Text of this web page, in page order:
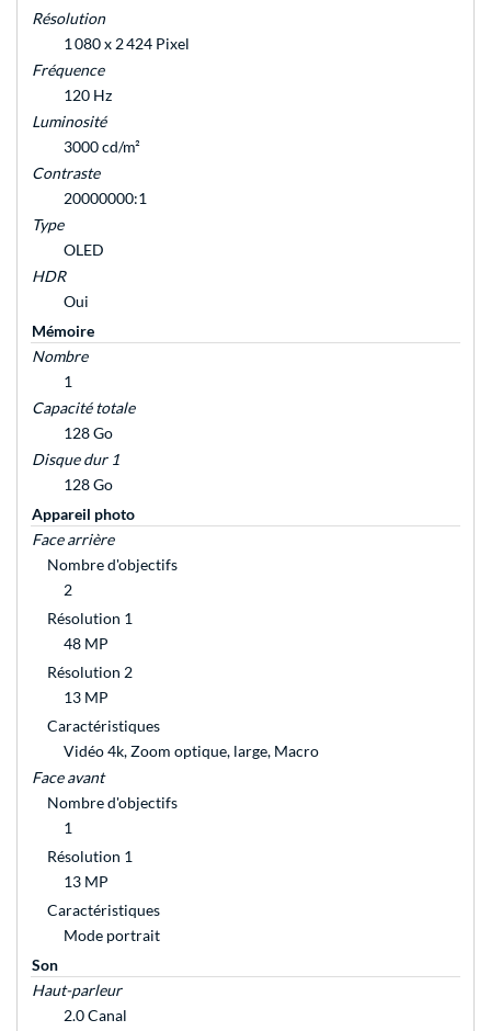
Résolution
1 080 x 2 424 Pixel
Fréquence
120 Hz
Luminosité
3000 cd/m²
Contraste
20000000:1
Type
OLED
HDR
Oui
Mémoire
Nombre
1
Capacité totale
128 Go
Disque dur 1
128 Go
Appareil photo
Face arrière
Nombre d'objectifs
2
Résolution 1
48 MP
Résolution 2
13 MP
Caractéristiques
Vidéo 4k, Zoom optique, large, Macro
Face avant
Nombre d'objectifs
1
Résolution 1
13 MP
Caractéristiques
Mode portrait
Son
Haut-parleur
2.0 Canal